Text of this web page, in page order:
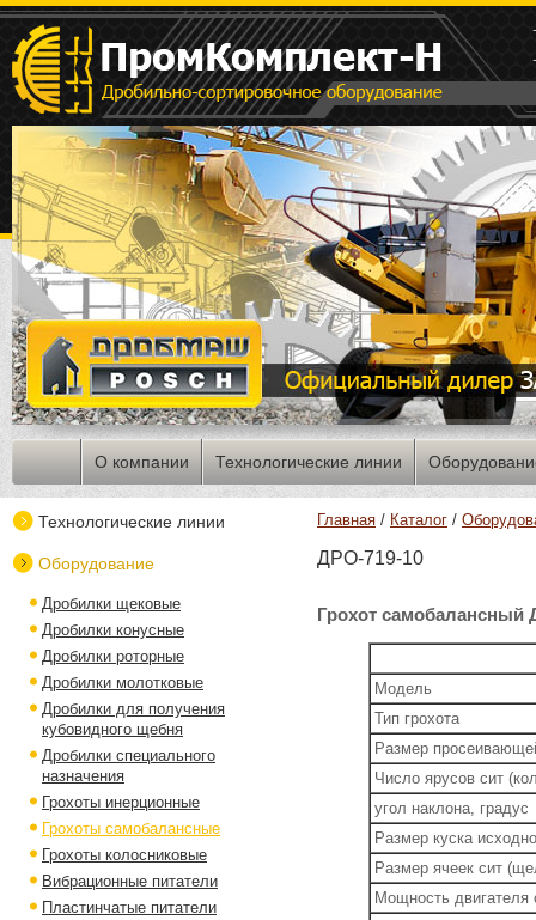
Главная / Каталог /
ДРО-719-10
Грохот самобалансный
Модель
Тип грохота
Размер
Число ярусов сит
угол наклона, градус
Размер куска
Размер ячеек сит
Мощность двигателя
Технологические линии
Оборудование
Дробилки щековые
Дробилки конусные
Дробилки роторные
Дробилки молотковые
Дробилки для получения
кубовидного щебня
Дробилки специального
назначения
Грохоты инерционные
Грохоты самобалансные
Грохоты колосниковые
Вибрационные питатели
Пластинчатые питатели
О компании Технологические линии